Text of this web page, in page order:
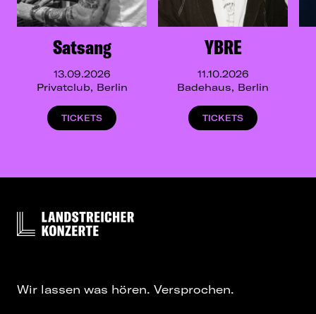
Satsang
13.09.2026
Privatclub, Berlin
TICKETS
YBRE
11.10.2026
Badehaus, Berlin
TICKETS
Wir lassen was hören. Versprochen.